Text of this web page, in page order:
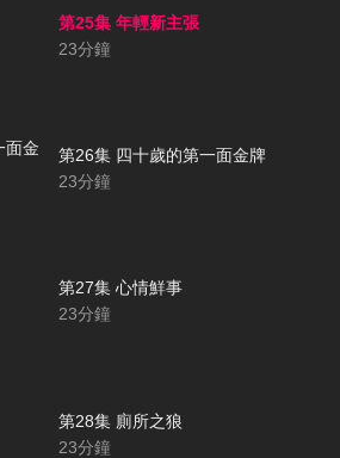
第25集 年輕新主張
23分鐘
第26集 四十歲的第一面金牌
23分鐘
第27集 心情鮮事
23分鐘
第28集 廁所之狼
23分鐘